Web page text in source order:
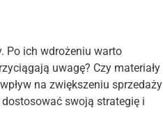
Po ich wdrożeniu warto
uwagę? Czy materiały
na zwiększeniu sprzedaży
swoją strategię i